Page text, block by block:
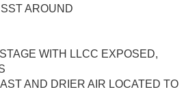
AROUND
WITH LLCC EXPOSED,
AND DRIER AIR LOCATED TO